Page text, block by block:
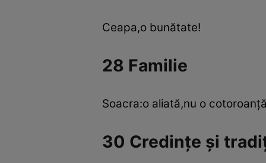
Ceapa,o bunătate!
28 Familie
Soacra:o aliată,nu o
30 Credinţe şi